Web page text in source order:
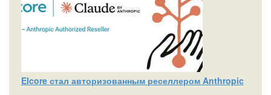
Elcore стал авторизованным реселлером Anthropic